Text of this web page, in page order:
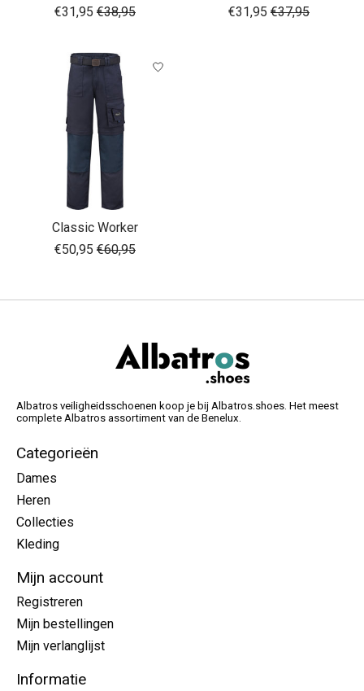
€31,95 €38,95
€31,95 €37,95
Classic Worker
€50,95 €60,95
Albatros veiligheidsschoenen koop je bij Albatros.shoes. Het meest
complete Albatros assortiment van de Benelux.
Categorieën
Dames
Heren
Collecties
Kleding
Mijn account
Registreren
Mijn bestellingen
Mijn verlanglijst
Informatie